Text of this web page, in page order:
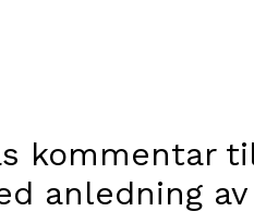
kommentar
anledning